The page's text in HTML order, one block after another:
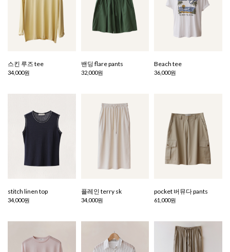
스킨 루즈 tee
34,000원
밴딩 flare pants
32,000원
Beach tee
36,000원
stitch linen top
34,000원
플레인 terry sk
34,000원
pocket 버뮤다 pants
61,000원